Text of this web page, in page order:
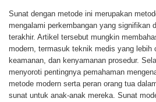
Sunat dengan metode ini merupakan
mengalami perkembangan yang signifikan
terakhir. Artikel tersebut mungkin
modern, termasuk teknik medis yang lebih
keamanan, dan kenyamanan prosedur.
menyoroti pentingnya pemahaman
metode modern serta peran orang tua
sunat untuk anak-anak mereka. Sunat